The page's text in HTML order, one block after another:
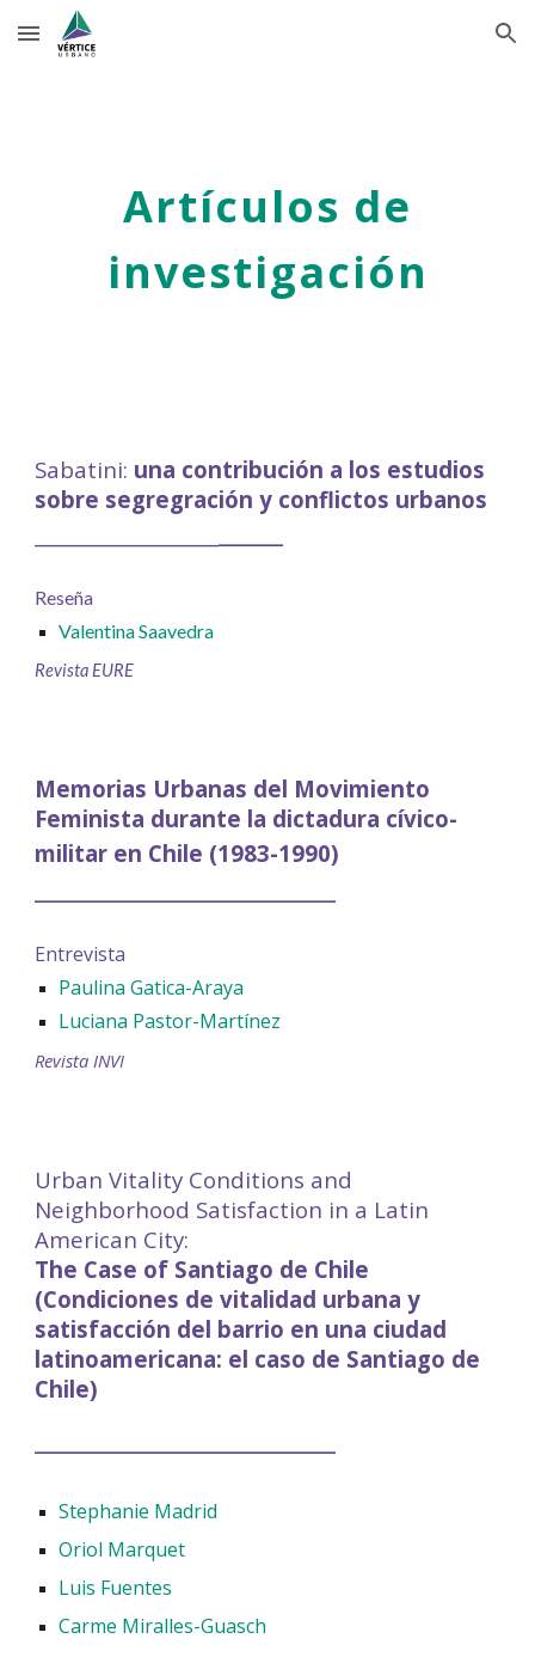
Skip to main content Skip to navigation
Artículos de
investigación
Sabatini: una contribución a los estudios
sobre segregración y conflictos urbanos
Reseña
Valentina Saavedra
Revista EURE
Memorias Urbanas del Movimiento
Feminista durante la dictadura cívico-
militar en Chile (1983-1990)
Entrevista
Paulina Gatica-Araya
Luciana Pastor-Martínez
Revista INVI
Urban Vitality Conditions and
Neighborhood Satisfaction in a Latin
American City:
The Case of Santiago de Chile
(Condiciones de vitalidad urbana y
satisfacción del barrio en una ciudad
latinoamericana: el caso de Santiago de
Chile)
Stephanie Madrid
Oriol Marquet
Luis Fuentes
Carme Miralles-Guasch